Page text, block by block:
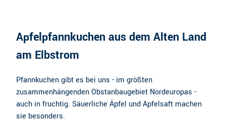
Apfelpfannkuchen aus dem Alten Land
am Elbstrom
Pfannkuchen gibt es bei uns - im größten
zusammenhängenden Obstanbaugebiet Nordeuropas -
auch in fruchtig. Säuerliche Äpfel und Apfelsaft machen
sie besonders.